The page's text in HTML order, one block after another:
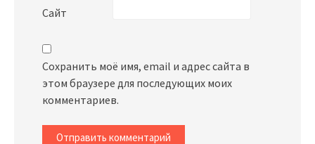
Сайт
Сохранить моё имя, email и адрес сайта в
этом браузере для последующих моих
комментариев.